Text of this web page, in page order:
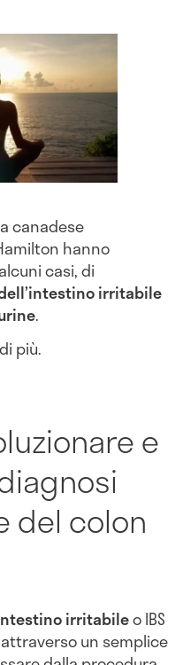
canadese
hanno
casi, di
irritabile
.
più.
e
del colon
irritabileo IBS
un semplice